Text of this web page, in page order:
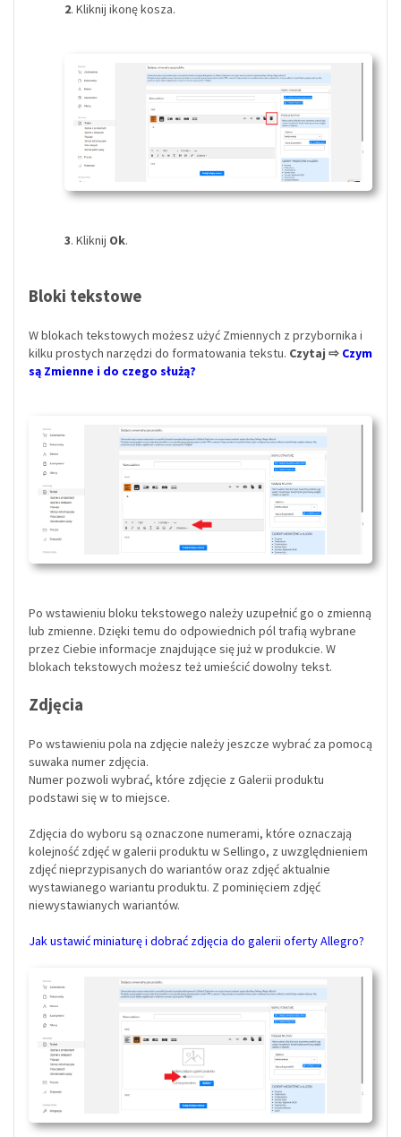
2. Kliknij ikonę kosza.
3. Kliknij Ok.
Bloki tekstowe
W blokach tekstowych możesz użyć Zmiennych z przybornika i
kilku prostych narzędzi do formatowania tekstu. Czytaj ⇨ Czym
są Zmienne i do czego służą?
Po wstawieniu bloku tekstowego należy uzupełnić go o zmienną
lub zmienne. Dzięki temu do odpowiednich pól trafią wybrane
przez Ciebie informacje znajdujące się już w produkcie. W
blokach tekstowych możesz też umieścić dowolny tekst.
Zdjęcia
Po wstawieniu pola na zdjęcie należy jeszcze wybrać za pomocą
suwaka numer zdjęcia.
Numer pozwoli wybrać, które zdjęcie z Galerii produktu
podstawi się w to miejsce.
Zdjęcia do wyboru są oznaczone numerami, które oznaczają
kolejność zdjęć w galerii produktu w Sellingo, z uwzględnieniem
zdjęć nieprzypisanych do wariantów oraz zdjęć aktualnie
wystawianego wariantu produktu. Z pominięciem zdjęć
niewystawianych wariantów.
Jak ustawić miniaturę i dobrać zdjęcia do galerii oferty Allegro?